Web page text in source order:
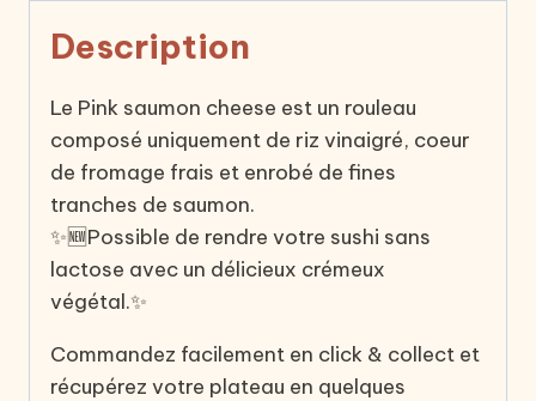
Description
Le Pink saumon cheese est un rouleau
composé uniquement de riz vinaigré, coeur
de fromage frais et enrobé de fines
tranches de saumon.
✨🆕Possible de rendre votre sushi sans
lactose avec un délicieux crémeux
végétal.✨
Commandez facilement en click & collect et
récupérez votre plateau en quelques